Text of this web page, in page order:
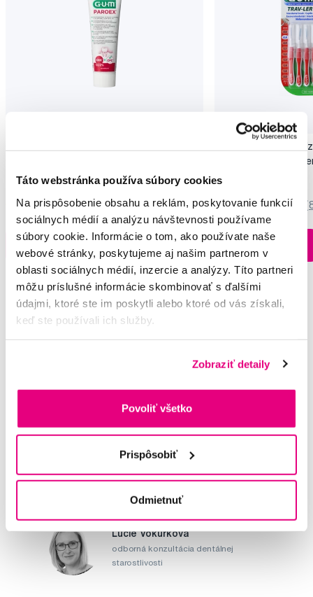
Táto webstránka používa súbory cookies
Na prispôsobenie obsahu a reklám, poskytovanie funkcií
sociálnych médií a analýzu návštevnosti používame
súbory cookie. Informácie o tom, ako používate naše
webové stránky, poskytujeme aj našim partnerom v
oblasti sociálnych médií, inzercie a analýzy. Títo partneri
môžu príslušné informácie skombinovať s ďalšími
údajmi, ktoré ste im poskytli alebo ktoré od vás získali,
keď ste používali ich služby.
Zobraziť detaily
Povoliť všetko
Prispôsobiť
Odmietnuť
7,10 €
5,0/5 (249x)
Do košíku
Na sklade > 5 ks
Ihneď v3 prodejnách
GUM TRAV-LER
chlorhexidínom,
6,20 €
5,0/5
Potřebujete poradit?
odborná konzultácia dentálnej
starostlivosti
Lucie Vokůrková
odborná konzultácia dentálnej
starostlivosti